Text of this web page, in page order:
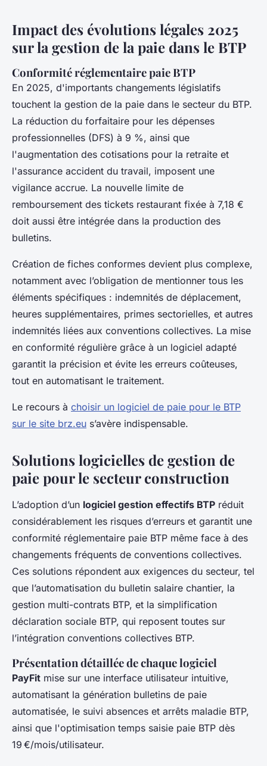
Impact des évolutions légales 2025
sur la gestion de la paie dans le BTP
Conformité réglementaire paie BTP
En 2025, d'importants changements législatifs
touchent la gestion de la paie dans le secteur du BTP.
La réduction du forfaitaire pour les dépenses
professionnelles (DFS) à 9 %, ainsi que
l'augmentation des cotisations pour la retraite et
l'assurance accident du travail, imposent une
vigilance accrue. La nouvelle limite de
remboursement des tickets restaurant fixée à 7,18 €
doit aussi être intégrée dans la production des
bulletins.
Création de fiches conformes devient plus complexe,
notamment avec l’obligation de mentionner tous les
éléments spécifiques : indemnités de déplacement,
heures supplémentaires, primes sectorielles, et autres
indemnités liées aux conventions collectives. La mise
en conformité régulière grâce à un logiciel adapté
garantit la précision et évite les erreurs coûteuses,
tout en automatisant le traitement.
Le recours à choisir un logiciel de paie pour le BTP
sur le site brz.eu s’avère indispensable.
Solutions logicielles de gestion de
paie pour le secteur construction
L’adoption d’un logiciel gestion effectifs BTP réduit
considérablement les risques d’erreurs et garantit une
conformité réglementaire paie BTP même face à des
changements fréquents de conventions collectives.
Ces solutions répondent aux exigences du secteur, tel
que l’automatisation du bulletin salaire chantier, la
gestion multi-contrats BTP, et la simplification
déclaration sociale BTP, qui reposent toutes sur
l’intégration conventions collectives BTP.
Présentation détaillée de chaque logiciel
PayFit mise sur une interface utilisateur intuitive,
automatisant la génération bulletins de paie
automatisée, le suivi absences et arrêts maladie BTP,
ainsi que l'optimisation temps saisie paie BTP dès
19 €/mois/utilisateur.